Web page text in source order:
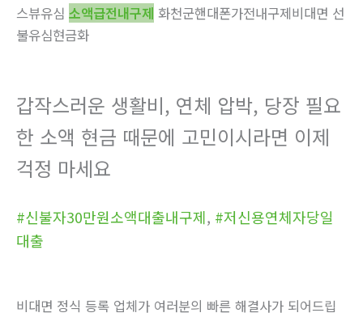
스뷰유심 소액급전내구제 화천군핸대폰가전내구제비대면 선
불유심현금화
갑작스러운 생활비, 연체 압박, 당장 필요
한 소액 현금 때문에 고민이시라면 이제
걱정 마세요
#신불자30만원소액대출내구제, #저신용연체자당일
대출
비대면 정식 등록 업체가 여러분의 빠른 해결사가 되어드립